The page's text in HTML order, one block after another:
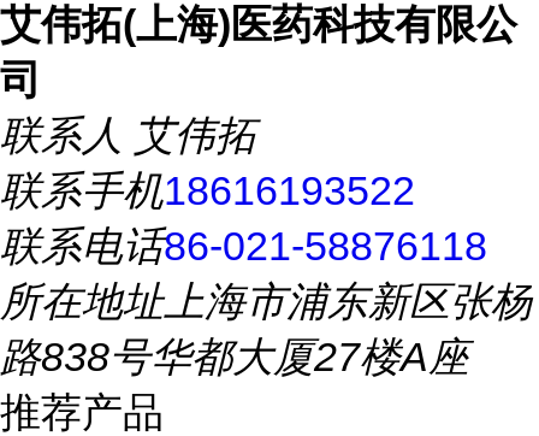
艾伟拓(上海)医药科技有限公
司
联系人 艾伟拓
联系手机18616193522
联系电话86-021-58876118
所在地址上海市浦东新区张杨
路838号华都大厦27楼A座
推荐产品